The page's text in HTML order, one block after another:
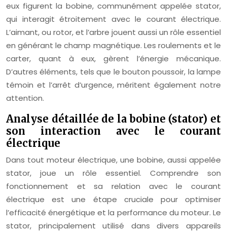
eux figurent la bobine, communément appelée stator,
qui interagit étroitement avec le courant électrique.
L’aimant, ou rotor, et l’arbre jouent aussi un rôle essentiel
en générant le champ magnétique. Les roulements et le
carter, quant à eux, gèrent l’énergie mécanique.
D’autres éléments, tels que le bouton poussoir, la lampe
témoin et l’arrêt d’urgence, méritent également notre
attention.
Analyse détaillée de la bobine (stator) et
son interaction avec le courant
électrique
Dans tout moteur électrique, une bobine, aussi appelée
stator, joue un rôle essentiel. Comprendre son
fonctionnement et sa relation avec le courant
électrique est une étape cruciale pour optimiser
l’efficacité énergétique et la performance du moteur. Le
stator, principalement utilisé dans divers appareils